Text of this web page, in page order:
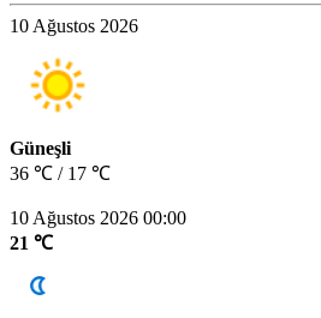
10 Ağustos 2026
Güneşli
36 ℃ / 17 ℃
10 Ağustos 2026 00:00
21 ℃